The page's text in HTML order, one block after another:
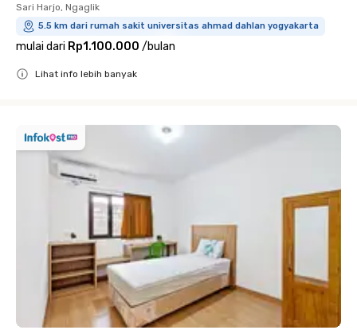
Sari Harjo, Ngaglik
5.5 km dari rumah sakit universitas ahmad dahlan yogyakarta
mulai dari Rp1.100.000 /bulan
Lihat info lebih banyak